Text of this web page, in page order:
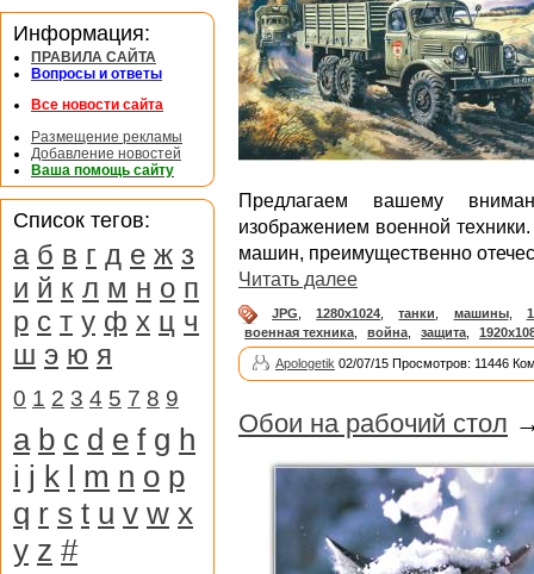
Предлагаем вашему
изображением военной
машин, преимущественно
Читать далее
JPG 1280x1024 танки машины,
военная техника
война защита
Apologetik 02/07/15 Просмотров: 11446
Обои на рабочий стол
Информация:
ПРАВИЛА САЙТА
Вопросы и ответы
Все новости сайта
Размещение рекламы
Добавление новостей
Ваша помощь сайту
Список тегов:
а б в г д е ж з
и й к л м н о п
р с т у ф х ц ч
ш э ю я
0 1 2 3 4 5 7 8 9
a b c d e f g h
i j k l m n o p
q r s t u v w x
y z #